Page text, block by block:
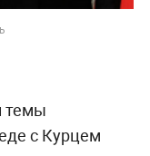
темы
с Курцем